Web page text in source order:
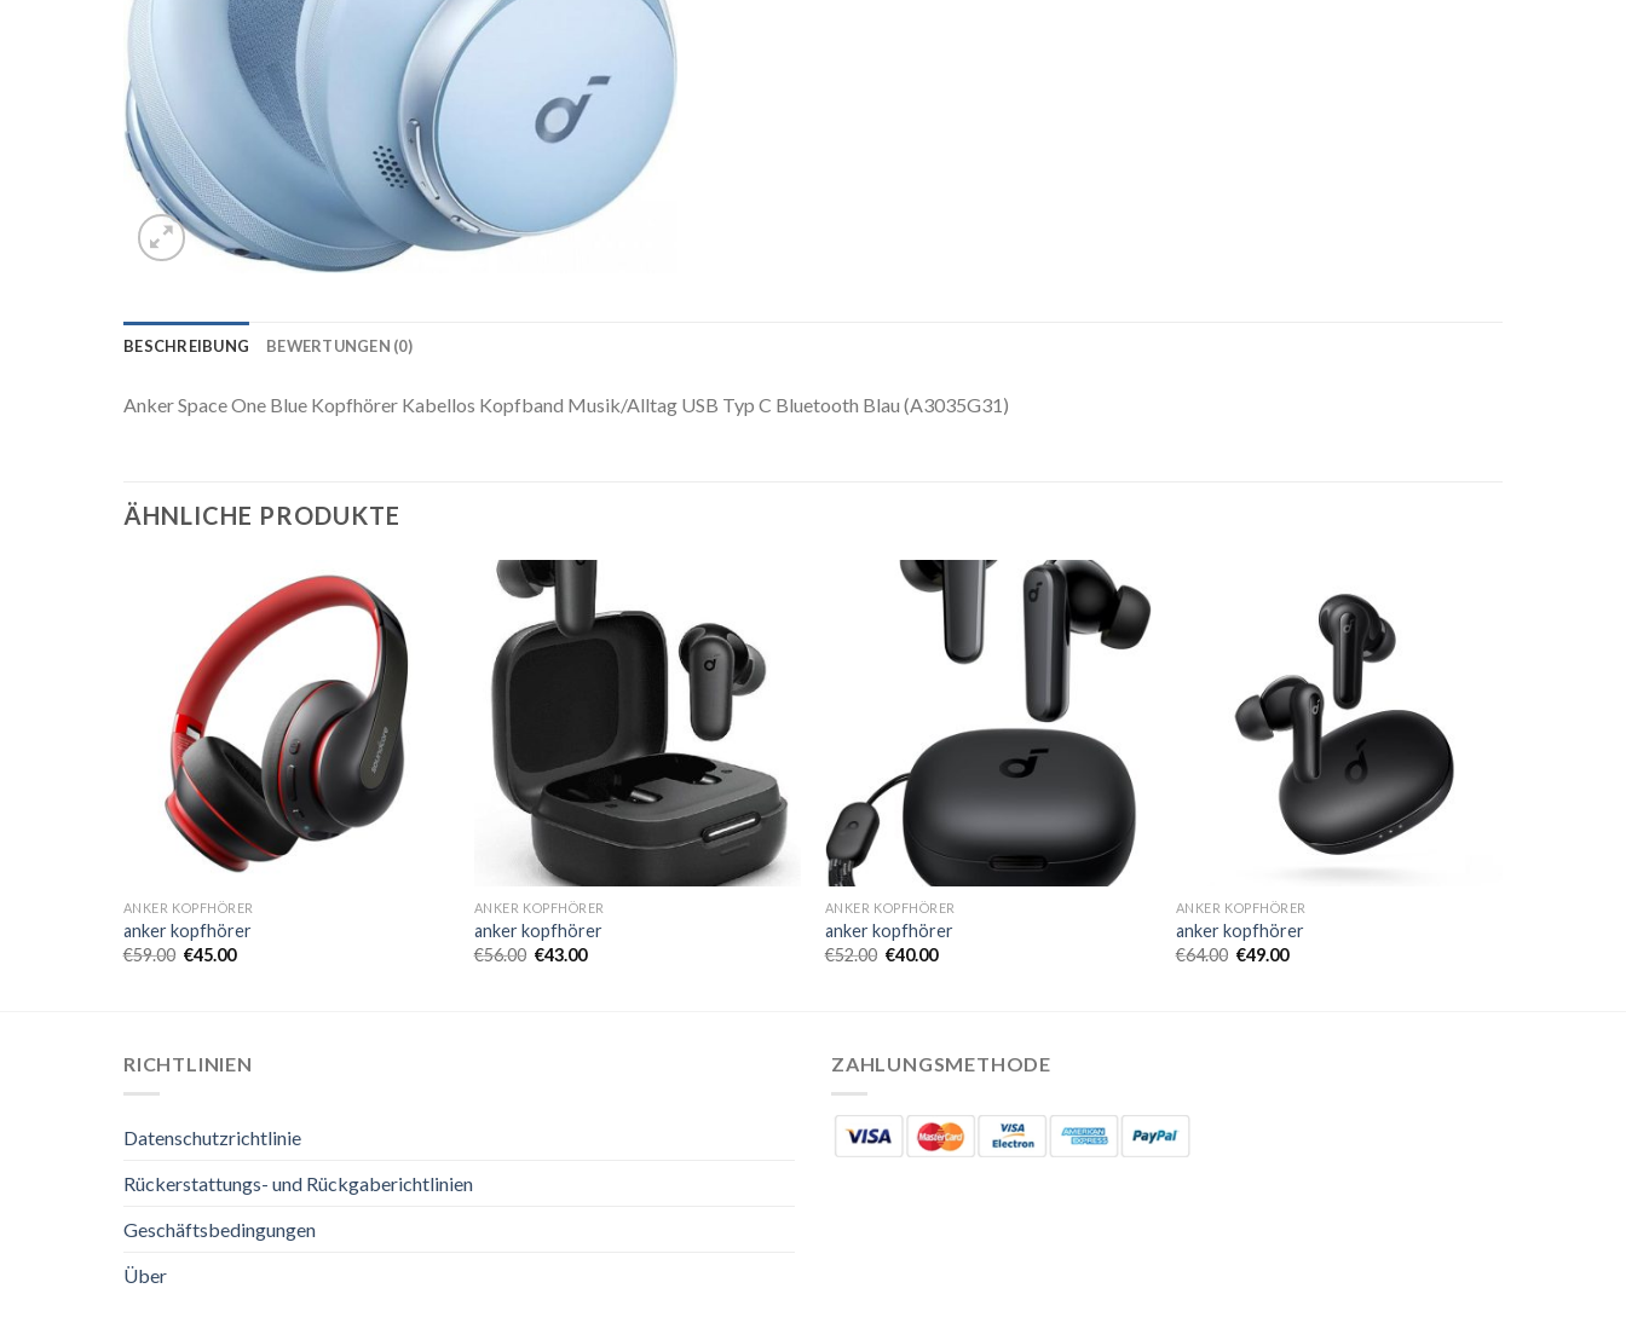
BESCHREIBUNG BEWERTUNGEN (0)
Anker Space One Blue Kopfhörer Kabellos Kopfband Musik/Alltag USB Typ C Bluetooth Blau (A3035G31)
ÄHNLICHE PRODUKTE
ANKER KOPFHÖRER
anker kopfhörer
€59.00 €45.00
ANKER KOPFHÖRER
anker kopfhörer
€56.00 €43.00
ANKER KOPFHÖRER
anker kopfhörer
€52.00 €40.00
ANKER KOPFHÖRER
anker kopfhörer
€64.00 €49.00
RICHTLINIEN
Datenschutzrichtlinie
Rückerstattungs- und Rückgaberichtlinien
Geschäftsbedingungen
Über
ZAHLUNGSMETHODE